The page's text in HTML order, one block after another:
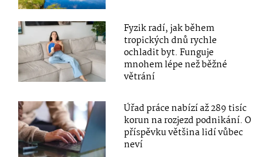
Fyzik radí, jak během
tropických dnů rychle
ochladit byt. Funguje
mnohem lépe než běžné
větrání
Úřad práce nabízí až 289 tisíc
korun na rozjezd podnikání. O
příspěvku většina lidí vůbec
neví